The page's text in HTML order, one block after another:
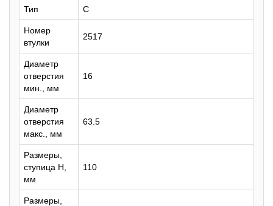
Тип C
Номер
втулки
2517
Диаметр
отверстия
мин., мм
16
Диаметр
отверстия
макс., мм
63.5
Размеры,
ступица H,
мм
110
Размеры,